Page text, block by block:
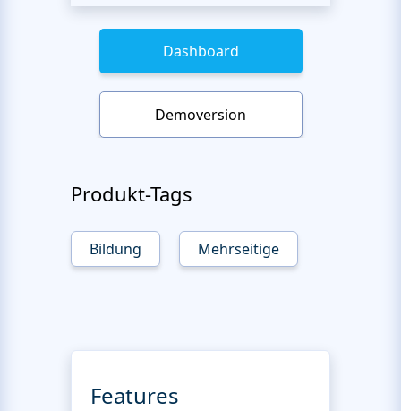
Dashboard
Demoversion
Produkt-Tags
Bildung Mehrseitige
Features